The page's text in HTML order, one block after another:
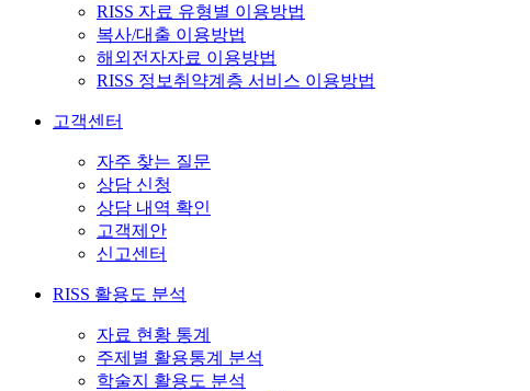
RISS 자료 유형별 이용방법
복사/대출 이용방법
해외전자자료 이용방법
RISS 정보취약계층 서비스 이용방법
고객센터
자주 찾는 질문
상담 신청
상담 내역 확인
고객제안
신고센터
RISS 활용도 분석
자료 현황 통계
주제별 활용통계 분석
학술지 활용도 분석